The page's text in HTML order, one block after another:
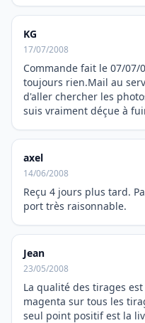
KG
17/07/2008
Commande fait le 07/07/
toujours rien.Mail au
d'aller chercher les
suis vraiment déçue à
axel
14/06/2008
Reçu 4 jours plus tard.
port très raisonnable.
Jean
23/05/2008
La qualité des tirages
magenta sur tous les
seul point positif est la